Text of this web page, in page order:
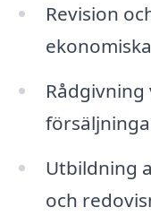
Revision
Utbildning
och